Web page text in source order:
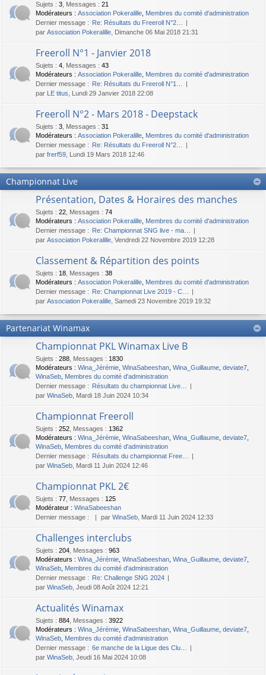
Sujets : 3 Messages : 21
Modérateurs : Association Pokeralille Membres du comité d'administration
Dernier message : Re: Résultats du Freeroll N°2…
par Association Pokeralille , Dimanche 06 Mai 2018 21:31
Freeroll N°1 - Janvier 2018
Sujets : 4 Messages : 43
Modérateurs : Association Pokeralille Membres du comité d'administration
Dernier message : Re: Résultats du Freeroll N°1…
par LE titus , Lundi 29 Janvier 2018 22:08
Freeroll N°2 - Mars 2018 - Deepstack
Sujets : 3 Messages : 31
Modérateurs : Association Pokeralille Membres du comité d'administration
Dernier message : Re: Résultats du Freeroll N°2…
par frerf59 , Lundi 19 Mars 2018 12:46
Championnat Live
Présentation, Dates & Horaires des manches
Sujets : 22 Messages : 74
Modérateurs : Association Pokeralille Membres du comité d'administration
Dernier message : Re: Championnat SNG live - ma…
par Association Pokeralille , Vendredi 22 Novembre 2019 12:28
Classement & Répartition des points
Sujets : 18 Messages : 38
Modérateurs : Association Pokeralille Membres du comité d'administration
Dernier message : Re: Championnat Live 2019 - C…
par Association Pokeralille , Samedi 23 Novembre 2019 19:32
Partenariat Winamax
Championnat PKL Winamax Live B
Sujets : 288 Messages : 1830
Modérateurs : Wina_Jérémie WinaSabeeshan Wina_Guillaume deviate7
WinaSeb Membres du comité d'administration
Dernier message : Résultats du championnat Live…
par WinaSeb , Mardi 18 Juin 2024 10:34
Championnat Freeroll
Sujets : 252 Messages : 1362
Modérateurs : Wina_Jérémie WinaSabeeshan Wina_Guillaume deviate7
WinaSeb Membres du comité d'administration
Dernier message : Résultats du championnat Free…
par WinaSeb , Mardi 11 Juin 2024 12:46
Championnat PKL 2€
Sujets : 77 Messages : 125
Modérateur : WinaSabeeshan
Dernier message :
par WinaSeb , Mardi 11 Juin 2024 12:33
Challenges interclubs
Sujets : 204 Messages : 963
Modérateurs : Wina_Jérémie WinaSabeeshan Wina_Guillaume deviate7
WinaSeb Membres du comité d'administration
Dernier message : Re: Challenge SNG 2024
par WinaSeb , Jeudi 08 Août 2024 12:21
Actualités Winamax
Sujets : 884 Messages : 3922
Modérateurs : Wina_Jérémie WinaSabeeshan Wina_Guillaume deviate7
WinaSeb Membres du comité d'administration
Dernier message : 6e manche de la Ligue des Clu…
par WinaSeb , Jeudi 16 Mai 2024 10:08